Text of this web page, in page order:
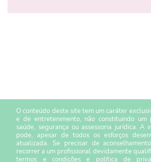
O conteúdo deste site tem um caráter
e de entretenimento, não constituindo um
saúde, segurança ou assessoria jurídica. A
pode, apesar de todos os esforços
atualizada. Se precisar de
recorrer a um profissional devidamente
termos e condiçõese política de